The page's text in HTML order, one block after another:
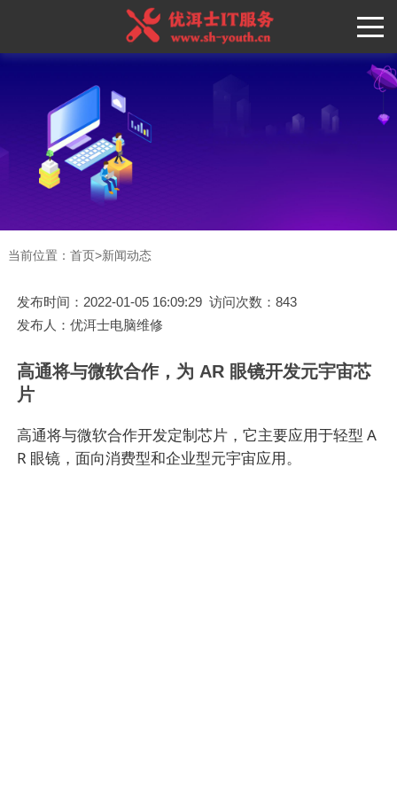
当前位置： 首页>新闻动态
发布时间：2022-01-05 16:09:29 访问次数：843
发布人：优洱士电脑维修
高通将与微软合作，为 AR 眼镜开发元宇宙芯
片
高通将与微软合作开发定制芯片，它主要应用于轻型 A
R 眼镜，面向消费型和企业型元宇宙应用。